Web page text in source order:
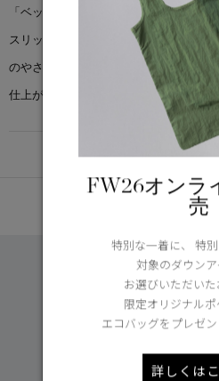
「ベックリー ポロ」は、リブ仕様の襟
スリットを備えた、タイムレスなポロ
のやさしいコットンピケ素材を使用し
仕上がりを実現しています。
DETAIL
あなたへのお
FW26オンラ
売
特別な一着に、 特別
対象のダウンア
お選びいただいた
限定オリジナル
エコバッグをプレゼン
詳しくは